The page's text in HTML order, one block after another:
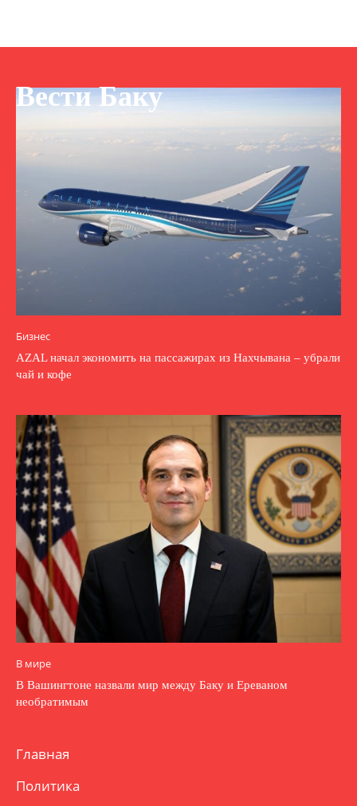
Вести Баку
Бизнес
AZAL начал экономить на пассажирах из Нахчывана – убрали
чай и кофе
В мире
В Вашингтоне назвали мир между Баку и Ереваном
необратимым
Главная
Политика